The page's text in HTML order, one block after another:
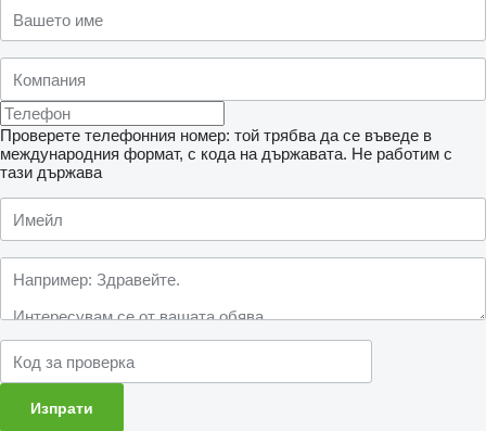
Проверете телефонния номер: той трябва да се въведе в
международния формат, с кода на държавата. Не работим с
тази държава